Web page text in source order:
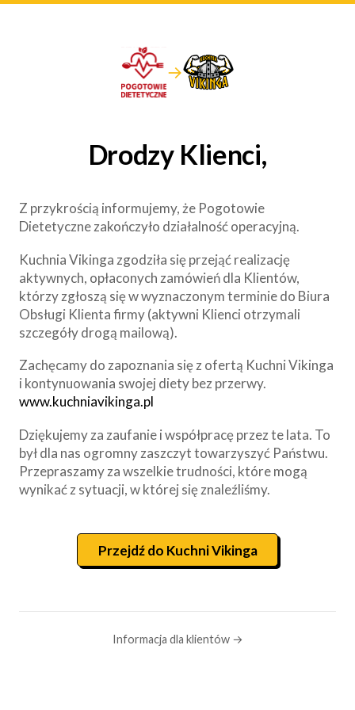
→
Drodzy Klienci,
Z przykrością informujemy, że Pogotowie
Dietetyczne zakończyło działalność operacyjną.
Kuchnia Vikinga zgodziła się przejąć realizację
aktywnych, opłaconych zamówień dla Klientów,
którzy zgłoszą się w wyznaczonym terminie do Biura
Obsługi Klienta firmy (aktywni Klienci otrzymali
szczegóły drogą mailową).
Zachęcamy do zapoznania się z ofertą Kuchni Vikinga
i kontynuowania swojej diety bez przerwy.
www.kuchniavikinga.pl
Dziękujemy za zaufanie i współpracę przez te lata. To
był dla nas ogromny zaszczyt towarzyszyć Państwu.
Przepraszamy za wszelkie trudności, które mogą
wynikać z sytuacji, w której się znaleźliśmy.
Przejdź do Kuchni Vikinga
Informacja dla klientów →